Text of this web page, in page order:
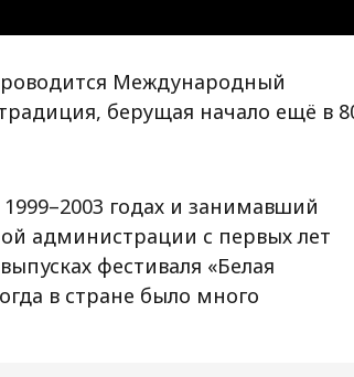
Международный
берущая начало ещё в
годах и занимавший
администрации с первых лет
фестиваля «Белая
в стране было много